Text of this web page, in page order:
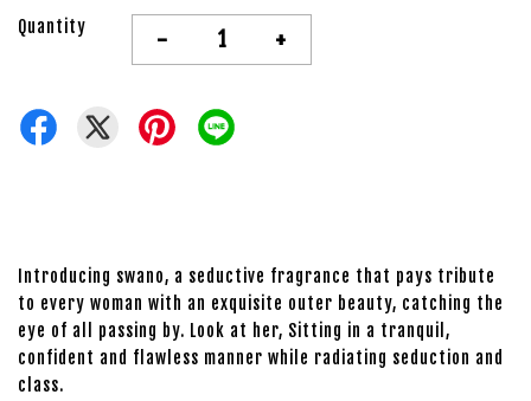
Quantity - +
Introducing swano, a seductive fragrance that pays tribute
to every woman with an exquisite outer beauty, catching the
eye of all passing by. Look at her, Sitting in a tranquil,
confident and flawless manner while radiating seduction and
class.